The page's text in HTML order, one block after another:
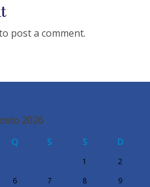
post a comment.
2026
Q S S D
1
2
6 7 8
9